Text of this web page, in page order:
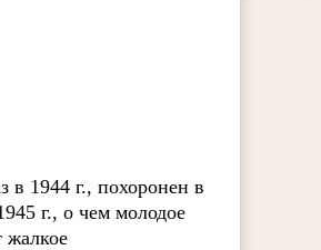
1944 г., похоронен в
г., о чем молодое
жалкое